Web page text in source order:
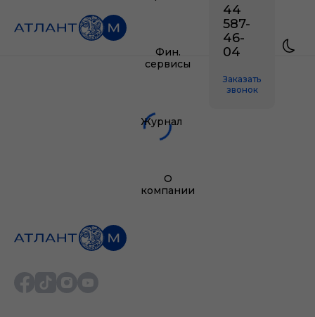
Фин.
сервисы
Журнал
О
компании
44
587-
46-
04
Заказать
звонок